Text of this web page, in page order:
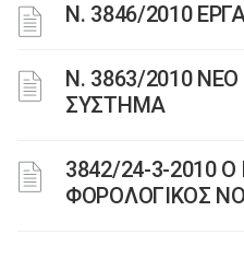
Ν. 3846/2010
N. 3863/2010
ΣΥΣΤΗΜΑ
3842/24-3-2010
ΦΟΡΟΛΟΓΙΚΟΣ